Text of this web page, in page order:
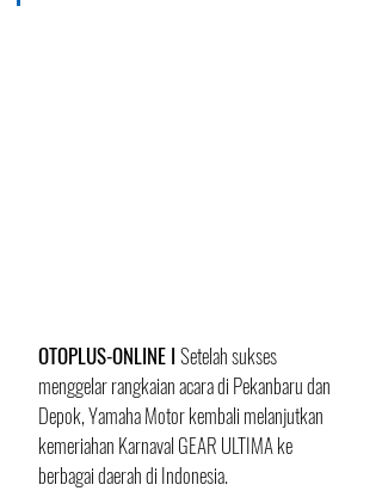
OTOPLUS-ONLINE I Setelah sukses
menggelar rangkaian acara di Pekanbaru dan
Depok, Yamaha Motor kembali melanjutkan
kemeriahan Karnaval GEAR ULTIMA ke
berbagai daerah di Indonesia.